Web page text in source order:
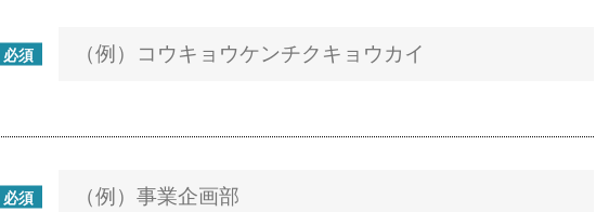
必須
必須